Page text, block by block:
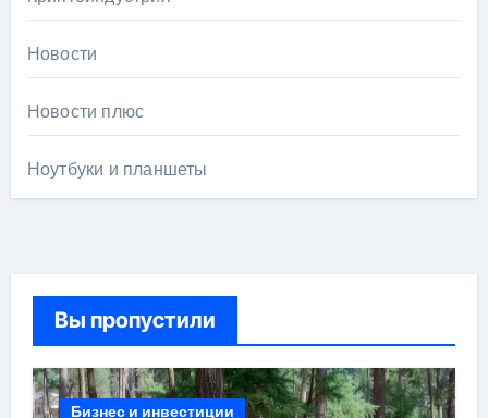
Новости
Новости плюс
Ноутбуки и планшеты
Вы пропустили
Бизнес и инвестиции